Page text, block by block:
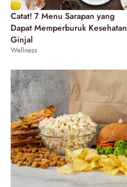
Catat! 7 Menu Sarapan yang
Dapat Memperburuk Kesehatan
Ginjal
Wellness